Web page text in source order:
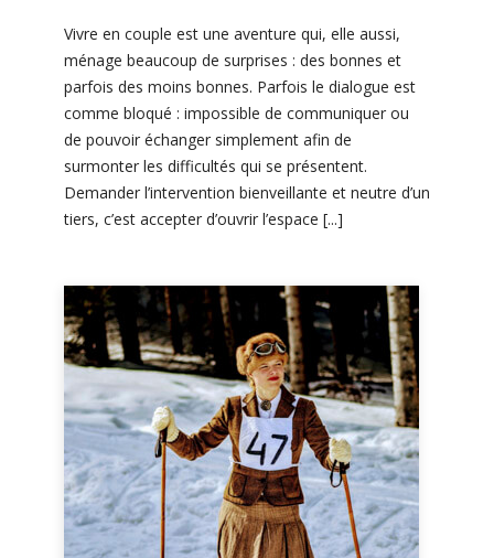
Vivre en couple est une aventure qui, elle aussi,
ménage beaucoup de surprises : des bonnes et
parfois des moins bonnes. Parfois le dialogue est
comme bloqué : impossible de communiquer ou
de pouvoir échanger simplement afin de
surmonter les difficultés qui se présentent.
Demander l’intervention bienveillante et neutre d’un
tiers, c’est accepter d’ouvrir l’espace [...]